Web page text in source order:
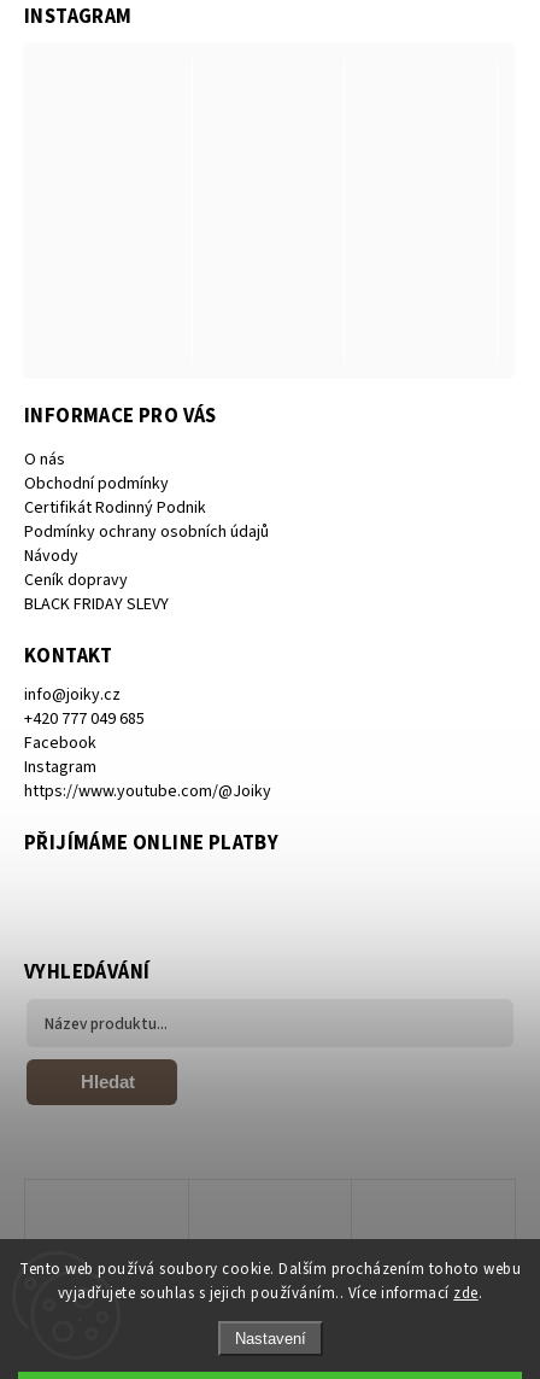
Tento web používá soubory cookie. Dalším procházením tohoto webu
vyjadřujete souhlas s jejich používáním.. Více informací zde.
Nastavení
INFORMACE PRO VÁS
O nás
Obchodní podmínky
Certifikát Rodinný Podnik
Podmínky ochrany osobních údajů
Návody
Ceník dopravy
BLACK FRIDAY SLEVY
KONTAKT
info@joiky.cz
+420 777 049 685
Facebook
Instagram
https://www.youtube.com/@Joiky
PŘIJÍMÁME ONLINE PLATBY
INSTAGRAM
VYHLEDÁVÁNÍ
Hledat